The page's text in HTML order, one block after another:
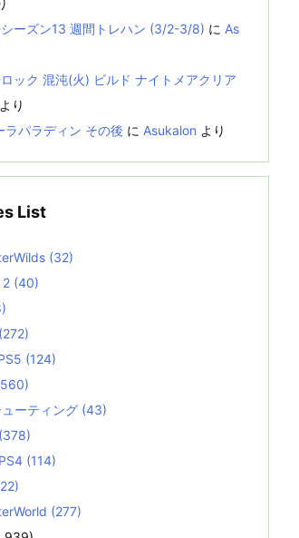
ーズン13 週間トレハン (3/2-3/8) に As
ック 混沌(火) ビルド ナイトメアクリア
より
ラパラディン その後 に Asukalon より
List
(32)
2 (40)
(272)
(124)
ーティング (43)
(378)
(114)
(277)